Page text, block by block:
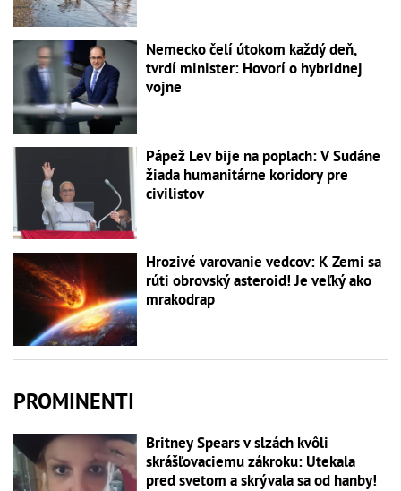
Nemecko čelí útokom každý deň,
tvrdí minister: Hovorí o hybridnej
vojne
Pápež Lev bije na poplach: V Sudáne
žiada humanitárne koridory pre
civilistov
Hrozivé varovanie vedcov: K Zemi sa
rúti obrovský asteroid! Je veľký ako
mrakodrap
PROMINENTI
Britney Spears v slzách kvôli
skrášľovaciemu zákroku: Utekala
pred svetom a skrývala sa od hanby!